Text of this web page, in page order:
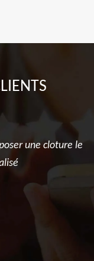
une cloture le